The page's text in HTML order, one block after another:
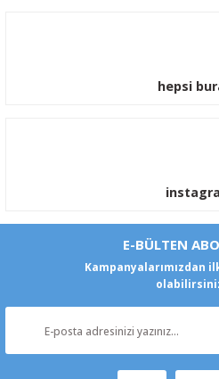
hepsi
E-BÜLTEN
Kampanyalarımızdan